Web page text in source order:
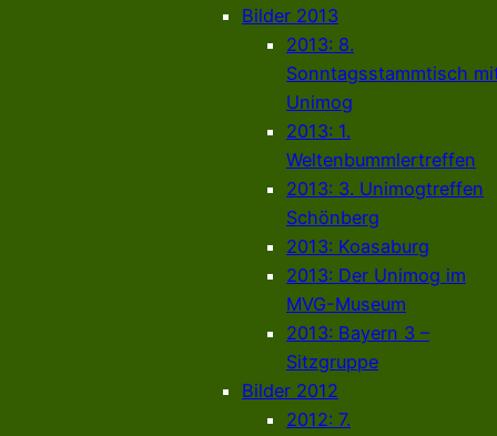
Bilder 2013
2013: 8.
Sonntagsstammtisch
Unimog
2013: 1.
Weltenbummlertreffen
2013: 3. Unimogtreffen
Schönberg
2013: Koasaburg
2013: Der Unimog im
MVG-Museum
2013: Bayern 3 –
Sitzgruppe
Bilder 2012
2012: 7.